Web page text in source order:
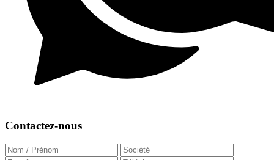
Contactez-nous